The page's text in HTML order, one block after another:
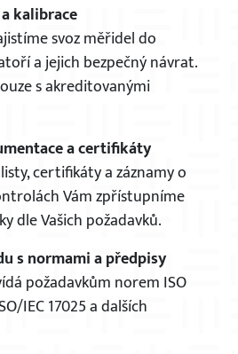
kalibrace
svoz měřidel do
a jejich bezpečný návrat.
s akreditovanými
a certifikáty
certifikáty a záznamy o
Vám zpřístupníme
dle Vašich požadavků.
s normami a předpisy
požadavkům norem ISO
IEC 17025 a dalších